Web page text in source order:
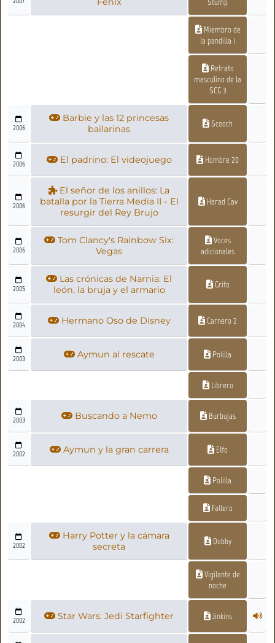
Miembro de
la pandilla 1
Retrato
masculino de la
SCG 3
2006
Barbie y las 12 princesas
bailarinas
Scooch
2006 El padrino: El videojuego Hombre 20
2006
El señor de los anillos: La
batalla por la Tierra Media II - El
resurgir del Rey Brujo
Harad Cav
2006
Tom Clancy's Rainbow Six:
Vegas
Voces
adicionales
2005
Las crónicas de Narnia: El
león, la bruja y el armario
Grifo
2004 Hermano Oso de Disney Carnero 2
2003 Aymun al rescate Polilla
Librero
2003 Buscando a Nemo Burbujas
2002 Aymun y la gran carrera Elfo
Polilla
Fallero
2002
Harry Potter y la cámara
secreta
Dobby
Vigilante de
noche
2002 Star Wars: Jedi Starfighter Jinkins